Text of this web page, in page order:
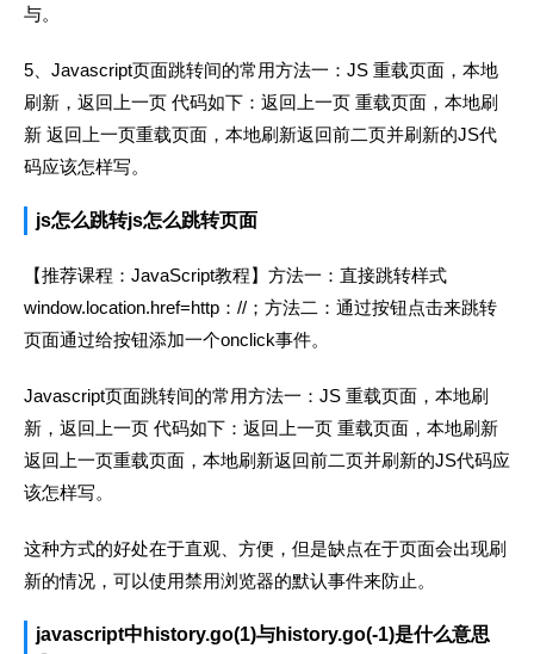
与。
5、Javascript页面跳转间的常用方法一：JS 重载页面，本地
刷新，返回上一页 代码如下：返回上一页 重载页面，本地刷
新 返回上一页重载页面，本地刷新返回前二页并刷新的JS代
码应该怎样写。
js怎么跳转js怎么跳转页面
【推荐课程：JavaScript教程】方法一：直接跳转样式
window.location.href=http：//；方法二：通过按钮点击来跳转
页面通过给按钮添加一个onclick事件。
Javascript页面跳转间的常用方法一：JS 重载页面，本地刷
新，返回上一页 代码如下：返回上一页 重载页面，本地刷新
返回上一页重载页面，本地刷新返回前二页并刷新的JS代码应
该怎样写。
这种方式的好处在于直观、方便，但是缺点在于页面会出现刷
新的情况，可以使用禁用浏览器的默认事件来防止。
javascript中history.go(1)与history.go(-1)是什么意思